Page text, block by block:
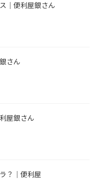
｜便利屋銀さん
さん
屋銀さん
？｜便利屋